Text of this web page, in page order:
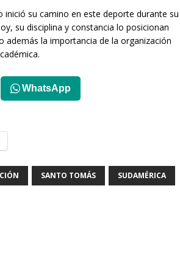
su camino en este deporte durante su
su disciplina y constancia lo posicionan
la importancia de la organización
WhatsApp
SANTO TOMÁS SUDAMÉRICA